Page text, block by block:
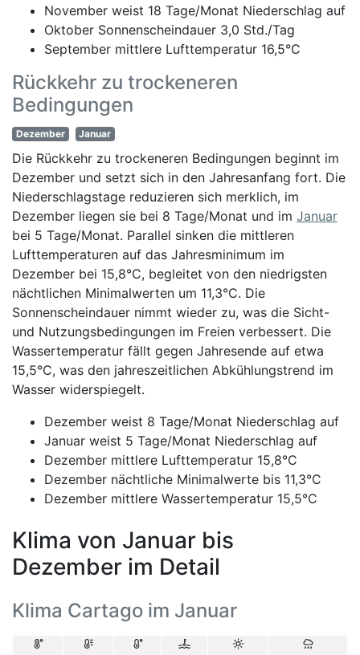
November weist 18 Tage/Monat Niederschlag auf
Oktober Sonnenscheindauer 3,0 Std./Tag
September mittlere Lufttemperatur 16,5°C
Rückkehr zu trockeneren
Bedingungen
Dezember Januar
Die Rückkehr zu trockeneren Bedingungen beginnt im
Dezember und setzt sich in den Jahresanfang fort. Die
Niederschlagstage reduzieren sich merklich, im
Dezember liegen sie bei 8 Tage/Monat und im Januar
bei 5 Tage/Monat. Parallel sinken die mittleren
Lufttemperaturen auf das Jahresminimum im
Dezember bei 15,8°C, begleitet von den niedrigsten
nächtlichen Minimalwerten um 11,3°C. Die
Sonnenscheindauer nimmt wieder zu, was die Sicht-
und Nutzungsbedingungen im Freien verbessert. Die
Wassertemperatur fällt gegen Jahresende auf etwa
15,5°C, was den jahreszeitlichen Abkühlungstrend im
Wasser widerspiegelt.
Dezember weist 8 Tage/Monat Niederschlag auf
Januar weist 5 Tage/Monat Niederschlag auf
Dezember mittlere Lufttemperatur 15,8°C
Dezember nächtliche Minimalwerte bis 11,3°C
Dezember mittlere Wassertemperatur 15,5°C
Klima von Januar bis
Dezember im Detail
Klima Cartago im Januar